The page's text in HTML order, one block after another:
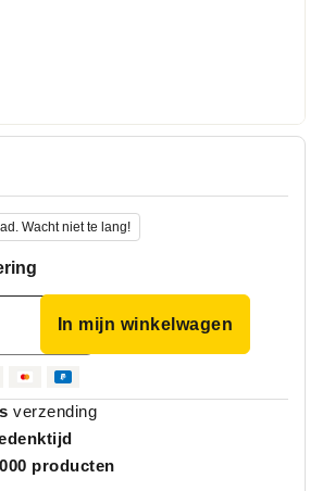
Wacht niet te lang!
In mijn winkelwagen
verzending
producten